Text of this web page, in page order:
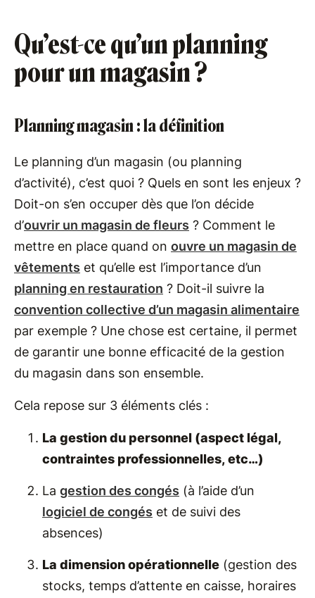
Qu’est-ce qu’un planning
pour un magasin ?
Planning magasin : la définition
Le planning d’un magasin (ou planning
d’activité), c’est quoi ? Quels en sont les enjeux ?
Doit-on s’en occuper dès que l’on décide
d’ouvrir un magasin de fleurs ? Comment le
mettre en place quand on ouvre un magasin de
vêtements et qu’elle est l’importance d’un
planning en restauration ? Doit-il suivre la
convention collective d’un magasin alimentaire
par exemple ? Une chose est certaine, il permet
de garantir une bonne efficacité de la gestion
du magasin dans son ensemble.
Cela repose sur 3 éléments clés :
La gestion du personnel (aspect légal,
contraintes professionnelles, etc…)
La gestion des congés (à l’aide d’un
logiciel de congés et de suivi des
absences)
La dimension opérationnelle (gestion des
stocks, temps d’attente en caisse, horaires